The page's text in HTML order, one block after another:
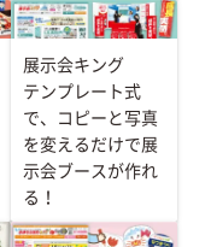
展示会キング
テンプレート式
で、コピーと写真
を変えるだけで展
示会ブースが作れ
る！